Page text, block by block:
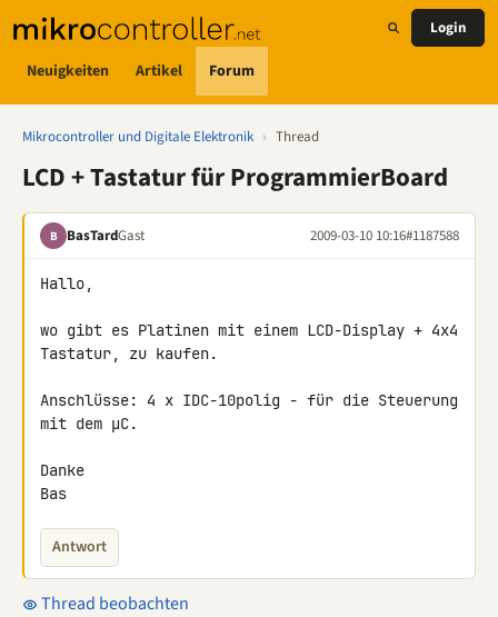
Neuigkeiten Artikel Forum
Login
Mikrocontroller und Digitale Elektronik › Thread
LCD + Tastatur für ProgrammierBoard
B BasTardGast 2009-03-10 10:16#1187588
Hallo,
wo gibt es Platinen mit einem LCD-Display + 4x4
Tastatur, zu kaufen.
Anschlüsse: 4 x IDC-10polig - für die Steuerung
mit dem µC.
Danke
Bas
Antwort
Thread beobachten